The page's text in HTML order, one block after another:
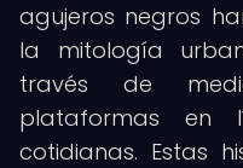
agujeros negros
la mitología
través de
plataformas en
cotidianas. Estas